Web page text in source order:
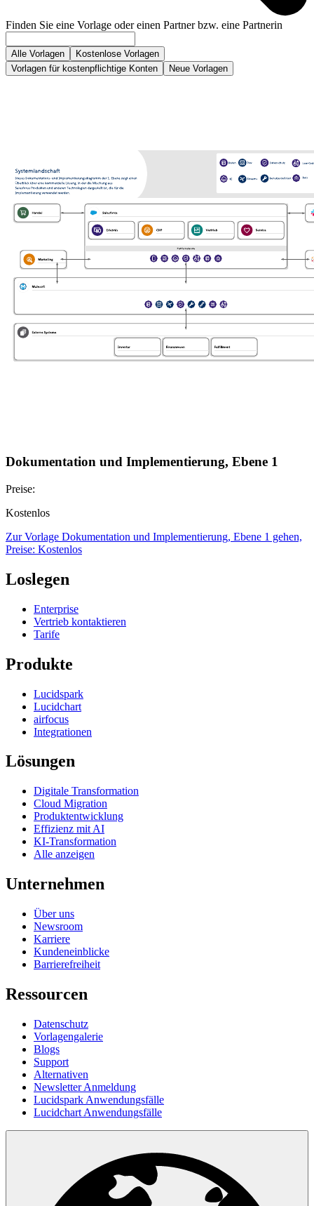
Finden Sie eine Vorlage oder einen Partner bzw. eine Partnerin
Alle Vorlagen
Kostenlose Vorlagen
Vorlagen für kostenpflichtige Konten
Neue Vorlagen
Dokumentation und Implementierung, Ebene 1
Preise:
Kostenlos
Zur Vorlage Dokumentation und Implementierung, Ebene 1 gehen,
Preise: Kostenlos
Loslegen
Enterprise
Vertrieb kontaktieren
Tarife
Produkte
Lucidspark
Lucidchart
airfocus
Integrationen
Lösungen
Digitale Transformation
Cloud Migration
Produktentwicklung
Effizienz mit AI
KI-Transformation
Alle anzeigen
Unternehmen
Über uns
Newsroom
Karriere
Kundeneinblicke
Barrierefreiheit
Ressourcen
Datenschutz
Vorlagengalerie
Blogs
Support
Alternativen
Newsletter Anmeldung
Lucidspark Anwendungsfälle
Lucidchart Anwendungsfälle